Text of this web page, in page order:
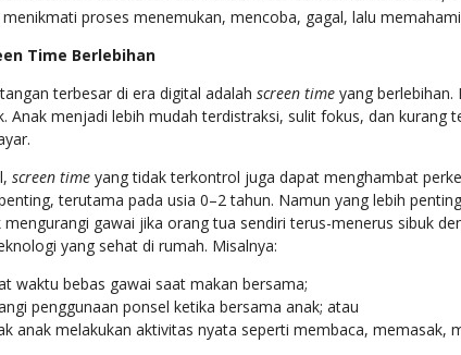
proses menemukan, mencoba, gagal, lalu
Time Berlebihan
terbesar di era digital adalah screen time yang
Anak menjadi lebih mudah terdistraksi, sulit fokus, dan
screen time yang tidak terkontrol juga dapat menghambat
terutama pada usia 0–2 tahun. Namun yang lebih
gawai jika orang tua sendiri terus-menerus sibuk
yang sehat di rumah. Misalnya:
waktu bebas gawai saat makan bersama;
penggunaan ponsel ketika bersama anak; atau
anak melakukan aktivitas nyata seperti membaca, memasak,